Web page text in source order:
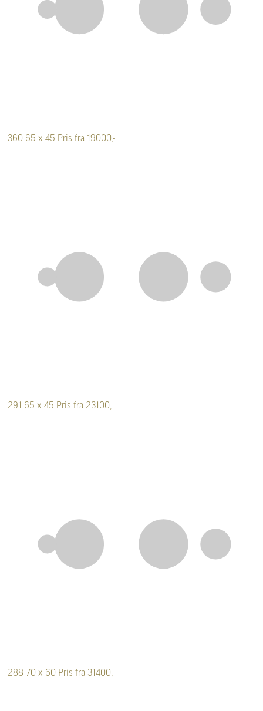
360 65 x 45 Pris fra 19000,-
291 65 x 45 Pris fra 23100,-
288 70 x 60 Pris fra 31400,-